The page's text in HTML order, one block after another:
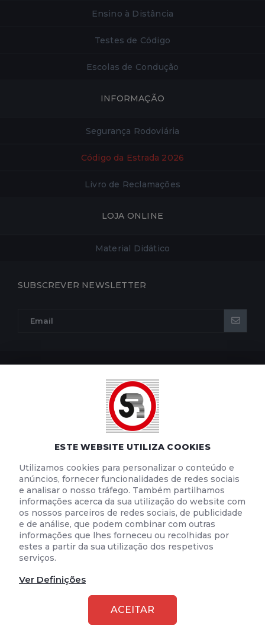
ESTE WEBSITE UTILIZA COOKIES
Utilizamos cookies para personalizar o conteúdo e
anúncios, fornecer funcionalidades de redes sociais
e analisar o nosso tráfego. Também partilhamos
informações acerca da sua utilização do website com
os nossos parceiros de redes sociais, de publicidade
e de análise, que podem combinar com outras
informações que lhes forneceu ou recolhidas por
estes a partir da sua utilização dos respetivos
serviços.
Ver Definições
ACEITAR
Ensino à Distância
Testes de Código
Escolas de Condução
INFORMAÇÃO
Segurança Rodoviária
Código da Estrada 2026
Livro de Reclamações
LOJA ONLINE
Material Didático
SUBSCREVER NEWSLETTER
POLÍTICA DE COOKIES
TERMOS E CONDIÇÕES DE UTILIZAÇÃO